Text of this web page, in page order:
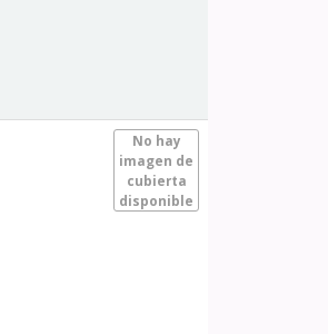
No hay
imagen de
cubierta
disponible